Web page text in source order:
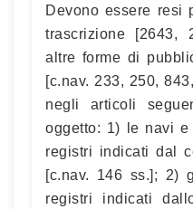
Devono essere resi
trascrizione [2643,
altre forme di
[c.nav. 233, 250,
negli articoli
oggetto: 1) le navi
registri indicati dal
[c.nav. 146 ss.]; 2)
registri indicati